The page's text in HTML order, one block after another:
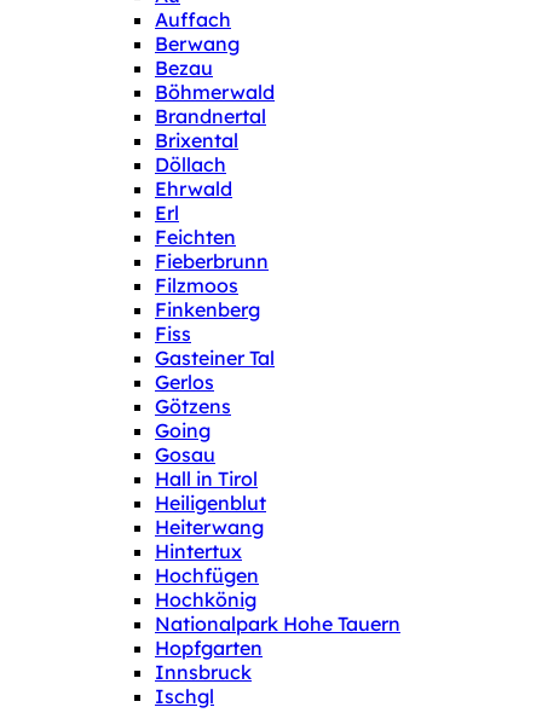
Auffach
Berwang
Bezau
Böhmerwald
Brandnertal
Brixental
Döllach
Ehrwald
Erl
Feichten
Fieberbrunn
Filzmoos
Finkenberg
Fiss
Gasteiner Tal
Gerlos
Götzens
Going
Gosau
Hall in Tirol
Heiligenblut
Heiterwang
Hintertux
Hochfügen
Hochkönig
Nationalpark Hohe Tauern
Hopfgarten
Innsbruck
Ischgl